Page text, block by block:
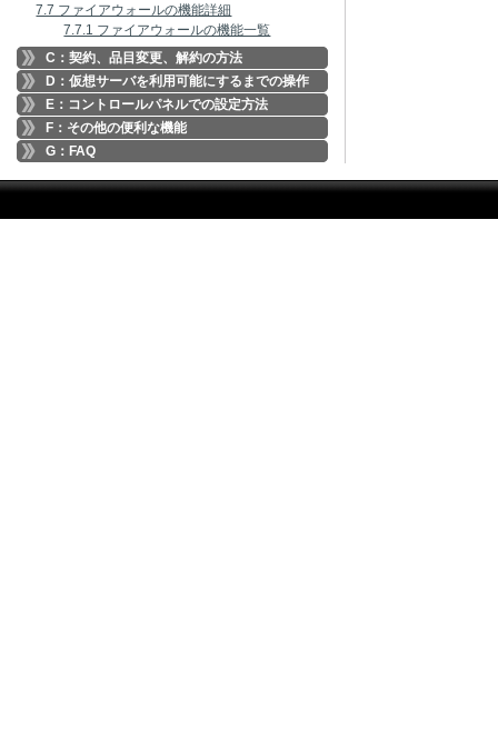
7.7 ファイアウォールの機能詳細
7.7.1 ファイアウォールの機能一覧
C：契約、品目変更、解約の方法
D：仮想サーバを利用可能にするまでの操作
E：コントロールパネルでの設定方法
F：その他の便利な機能
G：FAQ